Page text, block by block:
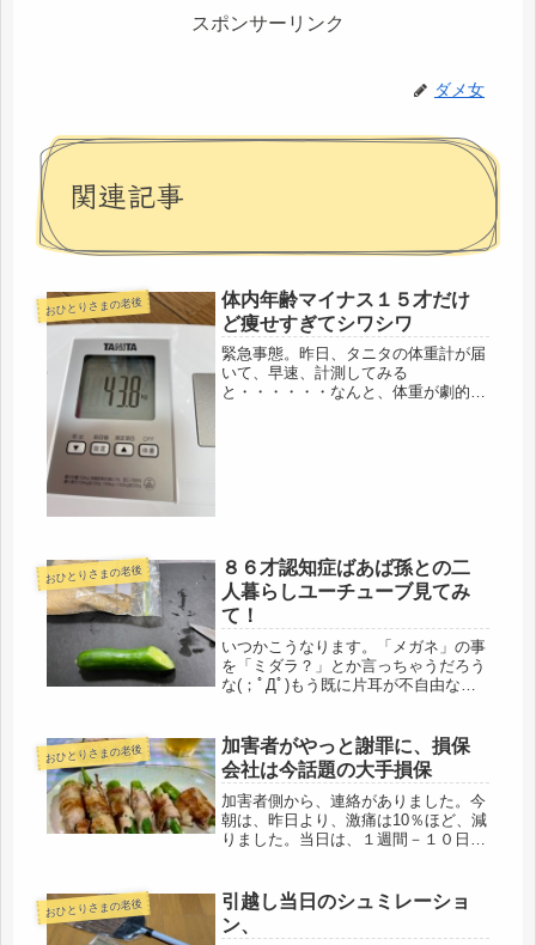
スポンサーリンク
ダメ女
関連記事
おひとりさまの老後
体内年齢マイナス１５才だけ
ど痩せすぎてシワシワ
緊急事態。昨日、タニタの体重計が届
いて、早速、計測してみる
と・・・・・・なんと、体重が劇的に
おひとりさまの老後
８６才認知症ばあば孫との二
人暮らしユーチューブ見てみ
て！
いつかこうなります。「メガネ」の事
を「ミダラ？」とか言っちゃうだろう
な(；ﾟДﾟ)もう既に片耳が不自由なの
は無口な方ですが）先日から、紛失し
た物探しが続いているワタシ、この...
おひとりさまの老後
加害者がやっと謝罪に、損保
会社は今話題の大手損保
加害者側から、連絡がありました。今
朝は、昨日より、激痛は10％ほど、減
りました。当日は、１週間－１０日ほ
ち着くと考えた上での今日だったのか
も・・・慣れているのかも。最初に
電...
おひとりさまの老後
引越し当日のシュミレーショ
ン、